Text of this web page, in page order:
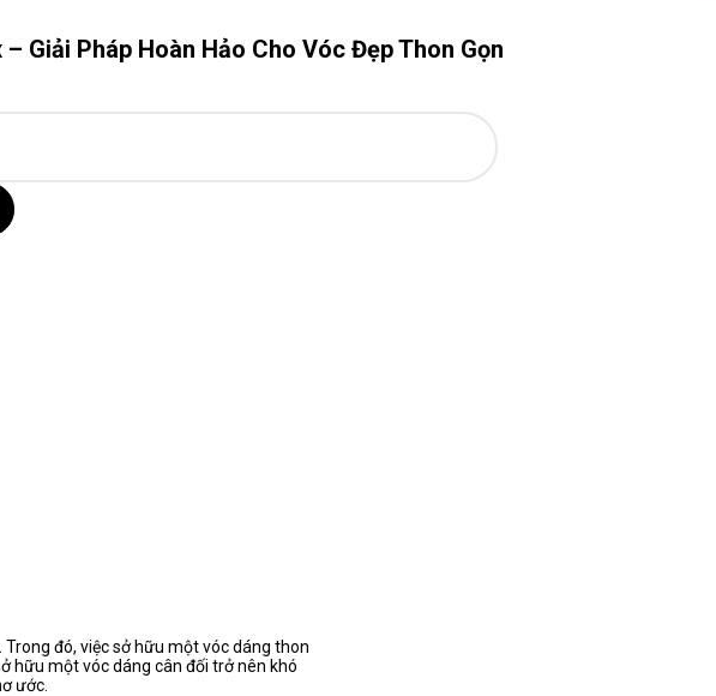
Giải Pháp Hoàn Hảo Cho Vóc Đẹp Thon Gọn
đó, việc sở hữu một vóc dáng thon
hữu một vóc dáng cân đối trở nên khó
ước.